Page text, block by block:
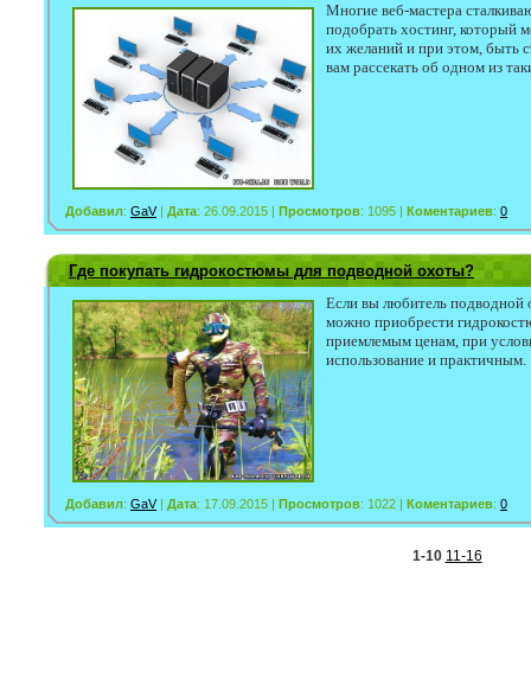
Многие веб-мастера
подобрать хостинг, который
их желаний и при этом, быть
вам рассекать об одном из
Добавил: GaV| Дата: 26.09.2015 | Просмотров: 1095 | Коментариев: 0
Где покупать гидрокостюмы для подводной охоты?
Если вы любитель подводной
можно приобрести
приемлемым ценам, при
использование и практичным.
Добавил: GaV| Дата: 17.09.2015 | Просмотров: 1022 | Коментариев: 0
1-10 11-16